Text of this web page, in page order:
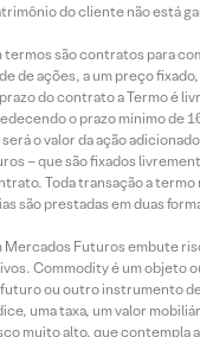
do cliente não está
são contratos para
de ações, a um preço
do contrato a Termo é
o prazo mínimo de
o valor da ação
– que são fixados
Toda transação a
são prestadas em duas
Mercados Futuros embute
Commodity é um objeto
ou outro instrumento
uma taxa, um valor
muito alto, que contempla